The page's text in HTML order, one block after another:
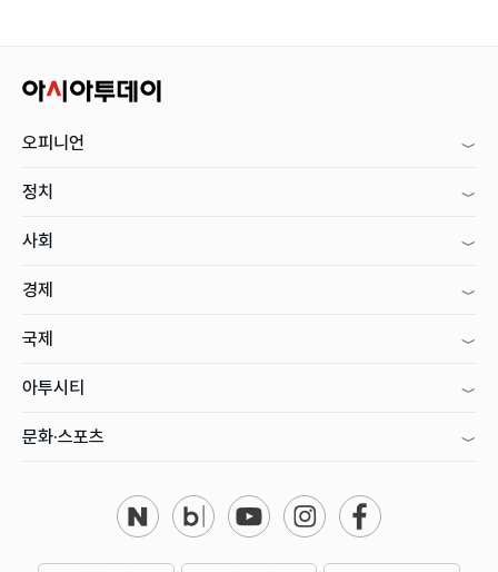
오피니언
정치
사회
경제
국제
아투시티
문화·스포츠